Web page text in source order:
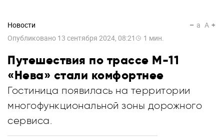
Новости
Опубликовано 13 сентября 2024, 08:21 1 мин.
a A
Путешествия по трассе М-11
«Нева» стали комфортнее
Гостиница появилась на территории
многофункциональной зоны дорожного
сервиса.